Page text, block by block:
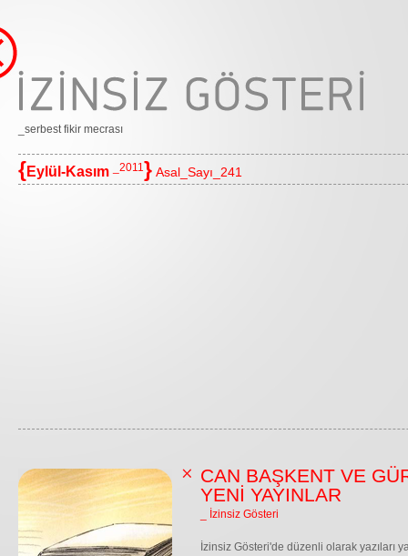
_serbest fikir mecrası
{Eylül-Kasım _2011} Asal_Sayı_241
CAN BAŞKENT VE
YENİ YAYINLAR
_ İzinsiz Gösteri
İzinsiz Gösteri'de düzenli olarak yazıları